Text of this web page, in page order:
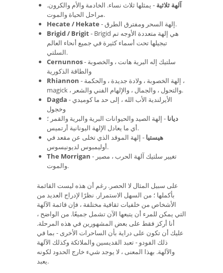
آلهة ثلاثية - يمثلها ثلاث نساء. الخادمة والأم والكرون.
مراحل الحياة والموت.
Hecate / Hekate
- إلهة السحر ومفترق الطرق.
Brigid / Brigit- Brigid هي إلهة متعددة الأوجه تم
تبجيلها تحت أسماء كثيرة في جميع أنحاء العالم
السلتي.
Cernunnos- سلتيك إله البرية هانت ، والخصوبة
والطاقة الذكورية
Rhiannon - إلهة الخصوبة ، ولادة جديدة ، والحكمة ،
magick ، ​​والتحول ، والجمال ، والإلهام الفني والشعر.
Dagda - الأيرلندية الأب الله ، إلى حد ما كوميدي
وخجول
ديانا - إلهة الصيد والحيوانات البرية والبرية والقمر ؛
أي ما يعادل الإلهة اليونانية أرتميس.
هيستيا - إلهة الموقد الذي تخلى عن مقعد في
أوليمبوس لديونيسوس.
The Morrigan - تغيير سلتيك آلهة الحرب ، مصير
والموت.
على سبيل المثال لا الحصر. رغم أن هذه ليست القائمة
بأكملها ؛ من السهل الاستمرار. نظرًا لإدراج العديد من
الأشخاص من خلفيات ثقافية مختلفة ، فإن قائمة الآلهة
التي يمكن للمرء أن يتبعها الآن تشمل جميعًا. من الواضح ،
أنا أركز فقط على بعض المشهورين في هذه المرحلة.
عليك أن تكون على دراية بأن الساحرات الأخرى - بما في
ذلك الفودو - تعبد القديسين والملائكة وكذلك الآلهة
والآلهة. بهذا المعنى ، لا يوجد شيء خارج الحدود لكونه
يعبد.